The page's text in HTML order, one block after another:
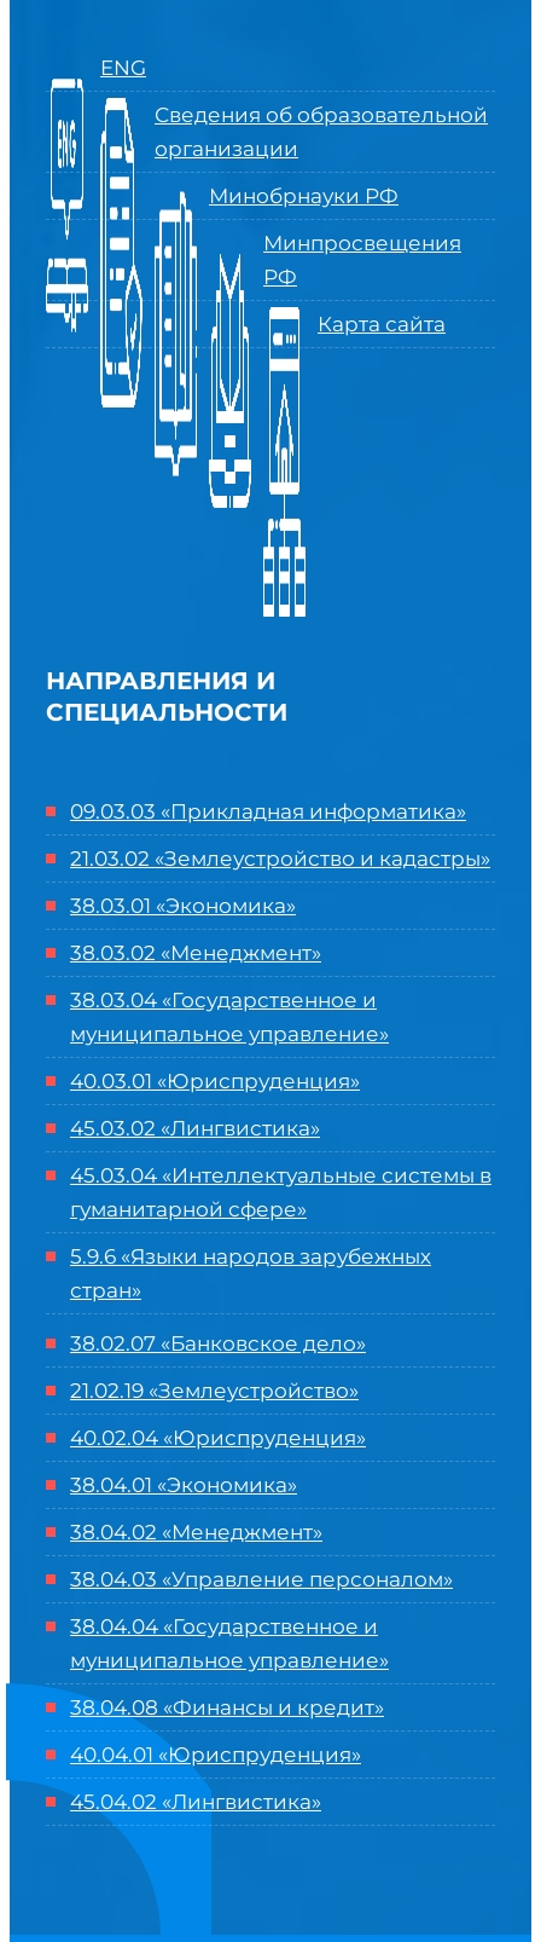
ENG
Сведения об образовательной
организации
Минобрнауки РФ
Минпросвещения
РФ
Карта сайта
НАПРАВЛЕНИЯ И
СПЕЦИАЛЬНОСТИ
09.03.03 «Прикладная информатика»
21.03.02 «Землеустройство и кадастры»
38.03.01 «Экономика»
38.03.02 «Менеджмент»
38.03.04 «Государственное и
муниципальное управление»
40.03.01 «Юриспруденция»
45.03.02 «Лингвистика»
45.03.04 «Интеллектуальные системы в
гуманитарной сфере»
5.9.6 «Языки народов зарубежных
стран»
38.02.07 «Банковское дело»
21.02.19 «Землеустройство»
40.02.04 «Юриспруденция»
38.04.01 «Экономика»
38.04.02 «Менеджмент»
38.04.03 «Управление персоналом»
38.04.04 «Государственное и
муниципальное управление»
38.04.08 «Финансы и кредит»
40.04.01 «Юриспруденция»
45.04.02 «Лингвистика»